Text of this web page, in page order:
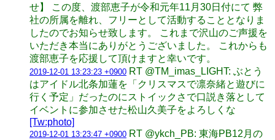
せ】 この度、渡部恵子が令和元年11月30日付にて 弊
社の所属を離れ、フリーとして活動することとなりま
したのでお知らせ致します。 これまで沢山のご声援を
いただき本当にありがとうございました。 これからも
渡部恵子を応援して頂けますと幸いです。
2019-12-01 13:23:23 +0900 RT @TM_imas_LIGHT: ぶとう
はアイドル北条加蓮を「クリスマスで凛奈緒と遊びに
行く予定」だったのにストイックさで口説き落として
イベントに参加させた松山久美子をよろしくな
[Tw:photo]
2019-12-01 13:23:47 +0900 RT @ykch_PB: 東海PB12月の